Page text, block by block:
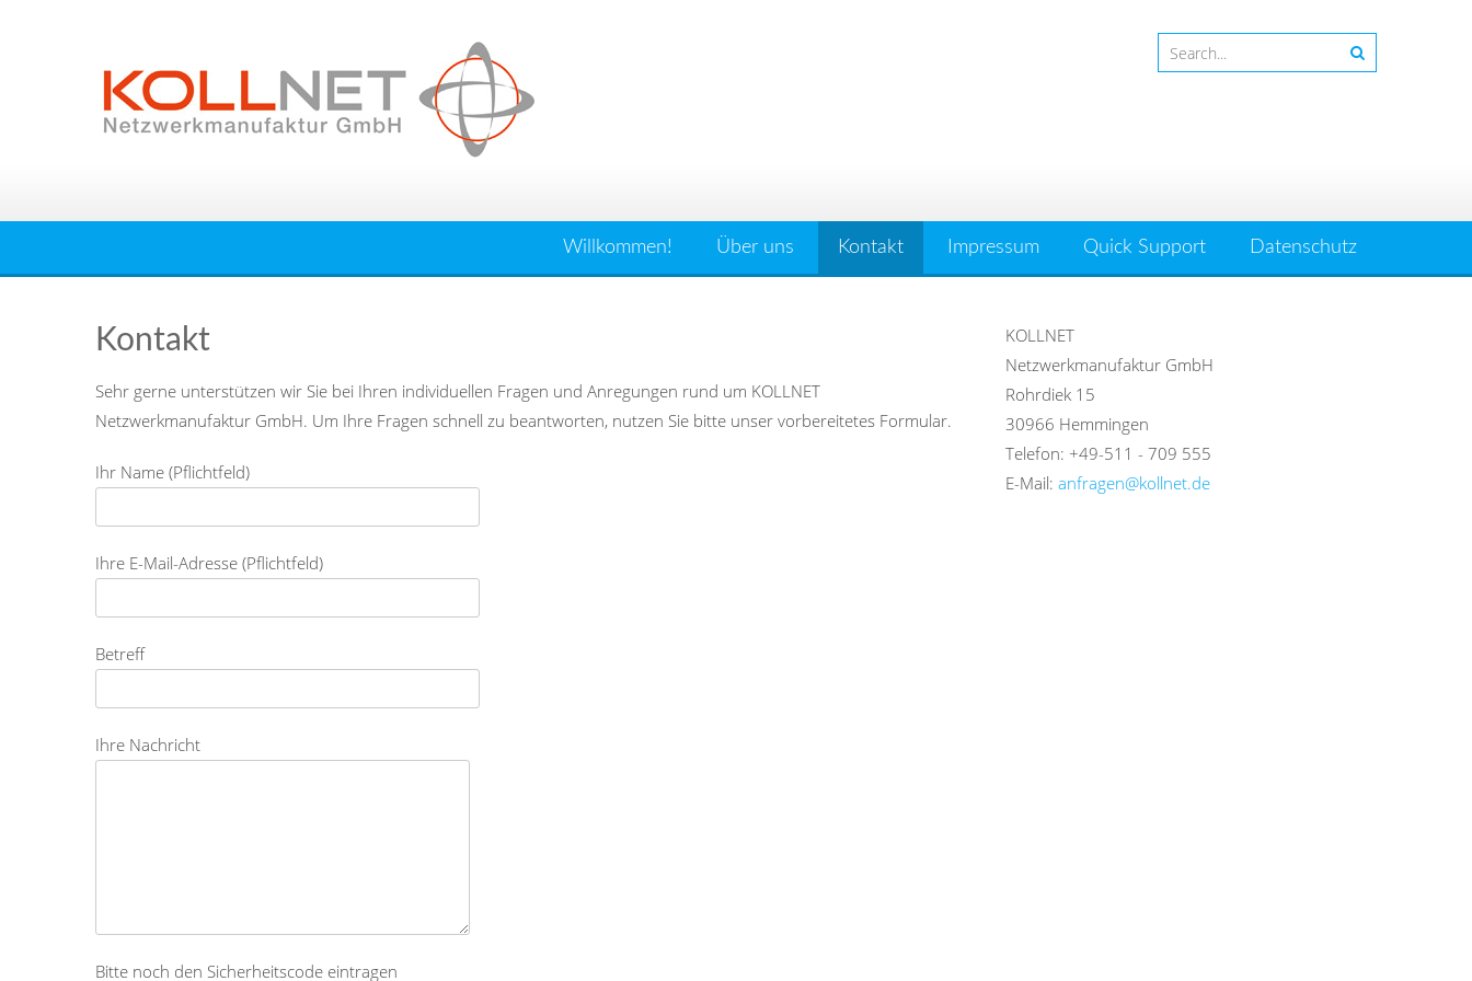
Willkommen! Über uns Kontakt Impressum Quick Support Datenschutz
Kontakt
Sehr gerne unterstützen wir Sie bei Ihren individuellen Fragen und Anregungen rund um KOLLNET
Netzwerkmanufaktur GmbH. Um Ihre Fragen schnell zu beantworten, nutzen Sie bitte unser vorbereitetes Formular.
Ihr Name (Pflichtfeld)
Ihre E-Mail-Adresse (Pflichtfeld)
Betreff
Ihre Nachricht
Bitte noch den Sicherheitscode eintragen
KOLLNET
Netzwerkmanufaktur GmbH
Rohrdiek 15
30966 Hemmingen
Telefon: +49-511 - 709 555
E-Mail: anfragen@kollnet.de